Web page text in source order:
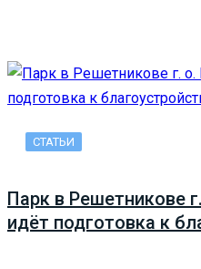
СТАТЬИ
Парк в Решетникове
идёт подготовка к